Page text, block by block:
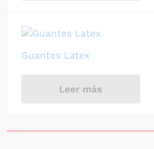
Guantes Latex
Leer más